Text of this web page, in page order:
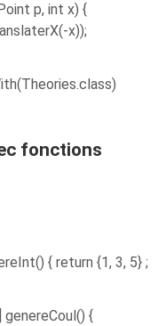
p, int x) {
x));
fonctions
{ return {1, 3, 5} ;
{